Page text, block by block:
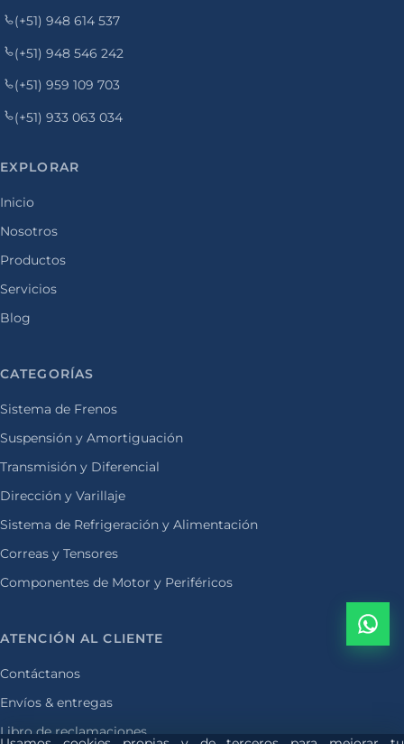
(+51) 948 614 537
(+51) 948 546 242
(+51) 959 109 703
(+51) 933 063 034
EXPLORAR
Inicio
Nosotros
Productos
Servicios
Blog
CATEGORÍAS
Sistema de Frenos
Suspensión y Amortiguación
Transmisión y Diferencial
Dirección y Varillaje
Sistema de Refrigeración y Alimentación
Correas y Tensores
Componentes de Motor y Periféricos
ATENCIÓN AL CLIENTE
Contáctanos
Envíos & entregas
Libro de reclamaciones